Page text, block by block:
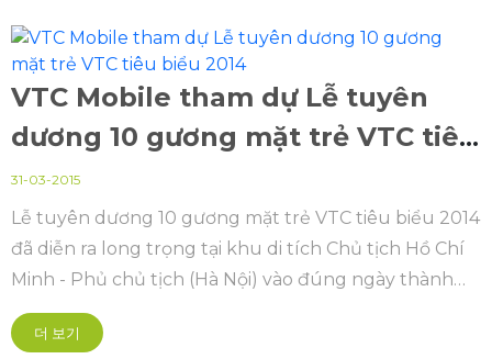
VTC Mobile tham dự Lễ tuyên
dương 10 gương mặt trẻ VTC tiêu
biểu 2014
31-03-2015
Lễ tuyên dương 10 gương mặt trẻ VTC tiêu biểu 2014
đã diễn ra long trọng tại khu di tích Chủ tịch Hồ Chí
Minh - Phủ chủ tịch (Hà Nội) vào đúng ngày thành
lập Đoàn TNCS Hồ Chí Minh (26/3)
더 보기